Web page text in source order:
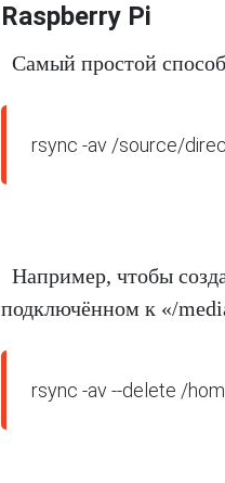
Raspberry Pi
Самый простой
rsync -av /source/
Например, чтобы
подключённом к «/
rsync -av --delete /